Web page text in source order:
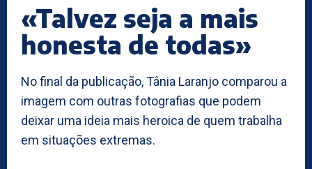
«Talvez seja a mais
honesta de todas»
No final da publicação, Tânia Laranjo comparou a
imagem com outras fotografias que podem
deixar uma ideia mais heroica de quem trabalha
em situações extremas.